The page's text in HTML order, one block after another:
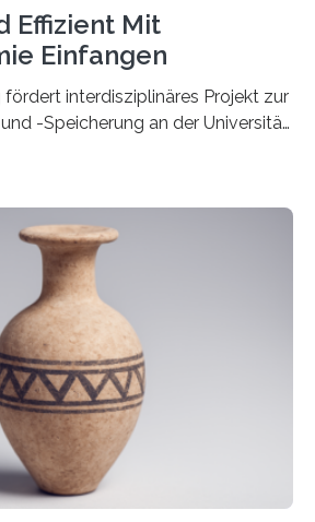
Effizient Mit
Einfangen
interdisziplinäres Projekt zur
-Speicherung an der Universität
gilt als wichtige Maßnahme zur
auch das Fangen und
aus der Luft.
auch die aktuelle
ihrem Koalitionsvertrag die
Abscheidungs- und
als Ziel ausgegeben.
Direct Air Capture (DAC)
als „vielversprechende
um Negativemissionen zu heben“.